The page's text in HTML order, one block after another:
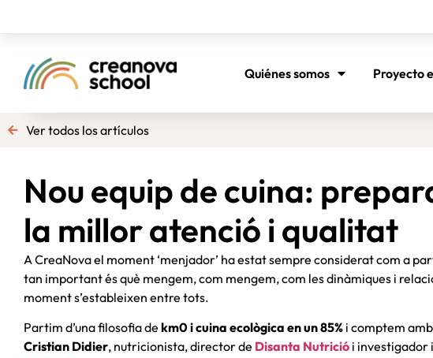
Quiénes somos Proyecto
Ver todos los artículos
Nou equip de cuina:
la millor atenció i qualitat
A CreaNova el moment ‘menjador’ ha estat sempre considerat com a
tan important és què mengem, com mengem, com les dinàmiques i
moment s’estableixen entre tots.
Partim d’una filosofia de km0 i cuina ecològica en un 85% i comptem amb
Cristian Didier, nutricionista, director de Disanta Nutrició i investigador